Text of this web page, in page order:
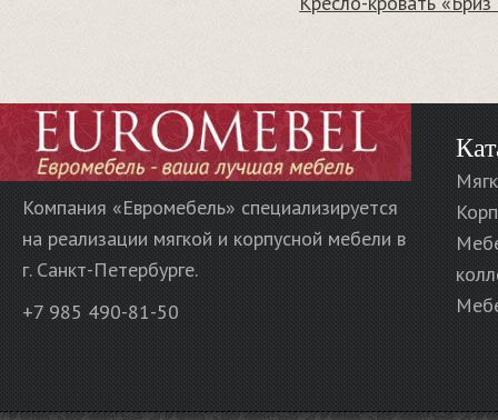
Компания «Евромебель» специализируется
на реализации мягкой и корпусной мебели в
г. Санкт-Петербурге.
+7 985 490-81-50